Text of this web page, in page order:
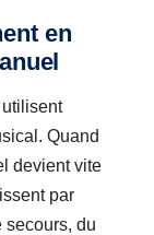
en
Quand
devient vite
par
secours, du